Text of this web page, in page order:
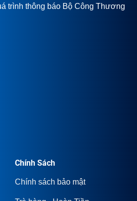
trình thông báo Bộ Công Thương
Chính Sách
Chính sách bảo mật